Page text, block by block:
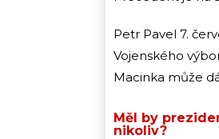
Petr Pavel 7.
Vojenského
Macinka může
Měl by
nikoliv?